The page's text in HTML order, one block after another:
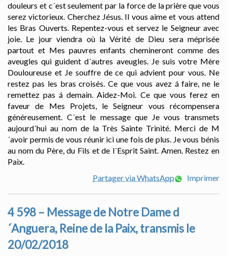
douleurs et c´est seulement par la force de la prière que vous
serez victorieux. Cherchez Jésus. Il vous aime et vous attend
les Bras Ouverts. Repentez-vous et servez le Seigneur avec
joie. Le jour viendra où la Vérité de Dieu sera méprisée
partout et Mes pauvres enfants chemineront comme des
aveugles qui guident d´autres aveugles. Je suis votre Mère
Douloureuse et Je souffre de ce qui advient pour vous. Ne
restez pas les bras croisés. Ce que vous avez á faire, ne le
remettez pas á demain. Aidez-Moi. Ce que vous ferez en
faveur de Mes Projets, le Seigneur vous récompensera
généreusement. C´est le message que Je vous transmets
aujourd´hui au nom de la Très Sainte Trinité. Merci de M
´avoir permis de vous réunir ici une fois de plus. Je vous bénis
au nom du Père, du Fils et de l´Esprit Saint. Amen. Restez en
Paix.
Partager via WhatsApp
Imprimer
4 598 – Message de Notre Dame d
´Anguera, Reine de la Paix, transmis le
20/02/2018